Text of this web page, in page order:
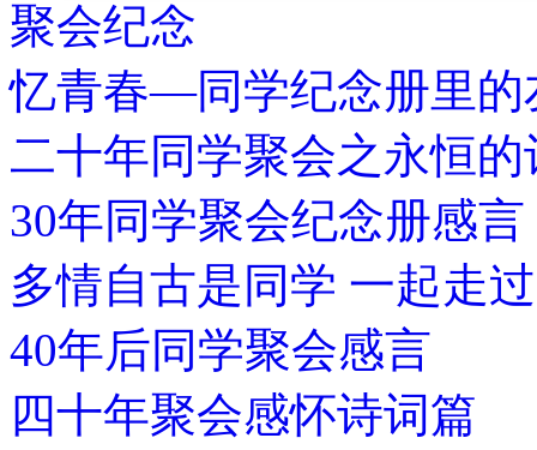
聚会纪念
忆青春—同学纪念册里的
二十年同学聚会之永恒的
30年同学聚会纪念册感言
多情自古是同学 一起走
40年后同学聚会感言
四十年聚会感怀诗词篇